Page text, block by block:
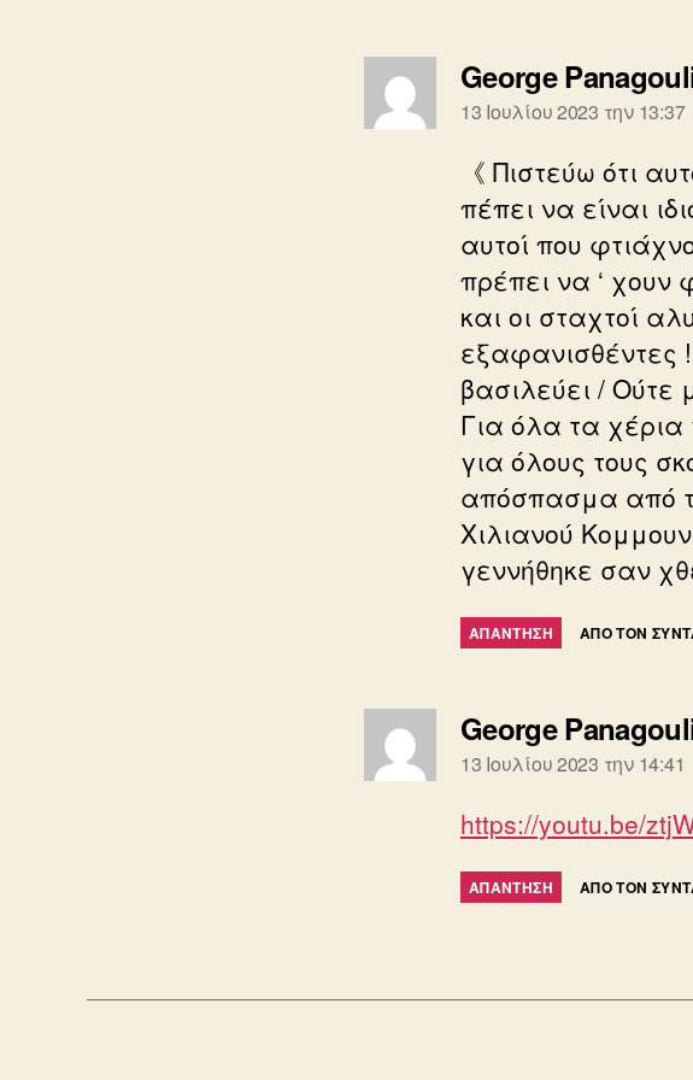
George
13 Ιουλίου 2023 την 13:37
《 Πιστεύω ότι
πέπει να είναι
αυτοί που
πρέπει να ‘ χουν
και οι σταχτοί
εξαφανισθέντες
βασιλεύει / Ούτε
Για όλα τα χέρια
για όλους τους
απόσπασμα από
Χιλιανού
γεννήθηκε σαν
ΑΠΆΝΤΗΣΗ ΑΠΌ ΤΟΝ
George
13 Ιουλίου 2023 την 14:41
https://youtu.be/
ΑΠΆΝΤΗΣΗ ΑΠΌ ΤΟΝ